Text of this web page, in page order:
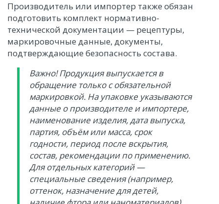
Производитель или импортер также обязан
подготовить комплект нормативно-
технической документации — рецептуры,
маркировочные данные, документы,
подтверждающие безопасность состава.
Важно! Продукция выпускается в
обращение только с обязательной
маркировкой. На упаковке указываются
данные о производителе и импортере,
наименование изделия, дата выпуска,
партия, объём или масса, срок
годности, период после вскрытия,
состав, рекомендации по применению.
Для отдельных категорий —
специальные сведения (например,
оттенок, назначение для детей,